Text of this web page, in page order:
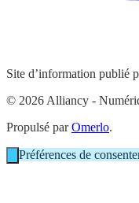
Site d’information publié
© 2026 Alliancy -
Propulsé parOmerlo.
Préférences de